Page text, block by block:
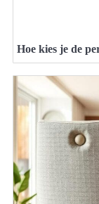
Hoe kies je de